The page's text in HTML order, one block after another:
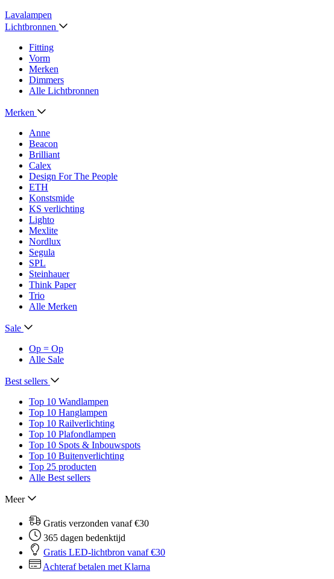
Lavalampen
Lichtbronnen
Fitting
Vorm
Merken
Dimmers
Alle Lichtbronnen
Merken
Anne
Beacon
Brilliant
Calex
Design For The People
ETH
Konstsmide
KS verlichting
Lighto
Mexlite
Nordlux
Segula
SPL
Steinhauer
Think Paper
Trio
Alle Merken
Sale
Op = Op
Alle Sale
Best sellers
Top 10 Wandlampen
Top 10 Hanglampen
Top 10 Railverlichting
Top 10 Plafondlampen
Top 10 Spots & Inbouwspots
Top 10 Buitenverlichting
Top 25 producten
Alle Best sellers
Meer
Gratis verzonden vanaf €30
365 dagen bedenktijd
Gratis LED-lichtbron vanaf €30
Achteraf betalen met Klarna